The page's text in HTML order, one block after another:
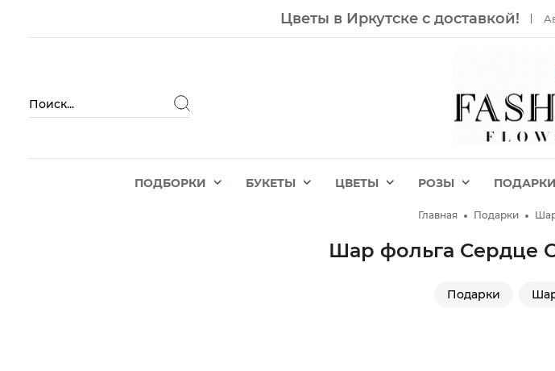
Цветы в Иркутске с доставкой!
ПОДБОРКИ БУКЕТЫ ЦВЕТЫ РОЗЫ ПОДАРКИ
Главная Подарки
Шар фольга Сердце
Подарки